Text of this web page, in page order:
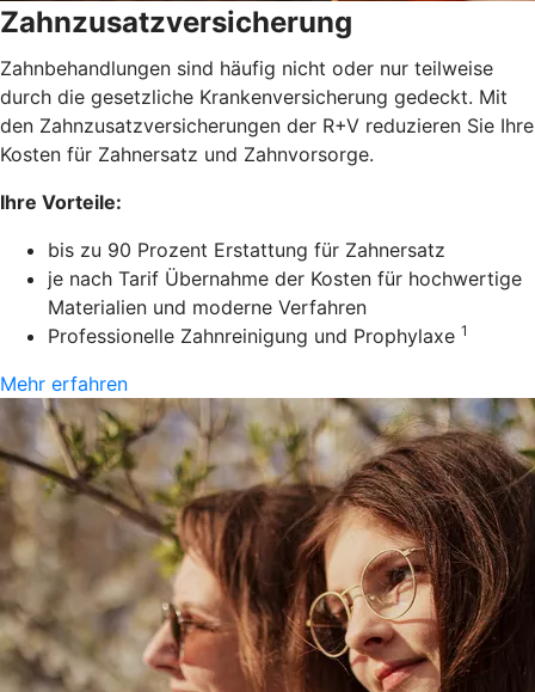
Zahnzusatzversicherung
Zahnbehandlungen sind häufig nicht oder nur teilweise
durch die gesetzliche Krankenversicherung gedeckt. Mit
den Zahnzusatzversicherungen der R+V reduzieren Sie Ihre
Kosten für Zahnersatz und Zahnvorsorge.
Ihre Vorteile:
bis zu 90 Prozent Erstattung für Zahnersatz
je nach Tarif Übernahme der Kosten für hochwertige
Materialien und moderne Verfahren
Professionelle Zahnreinigung und Prophylaxe 1
Mehr erfahren